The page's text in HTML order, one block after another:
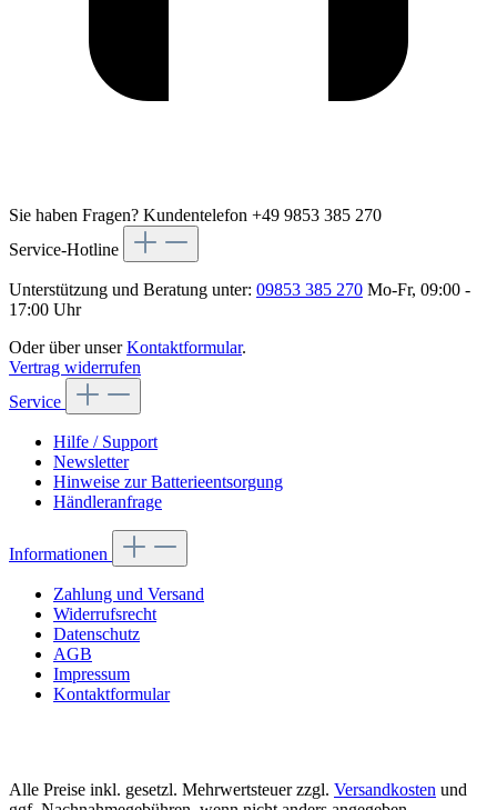
Sie haben Fragen? Kundentelefon +49 9853 385 270
Service-Hotline
Unterstützung und Beratung unter: 09853 385 270 Mo-Fr, 09:00 -
17:00 Uhr
Oder über unserKontaktformular.
Vertrag widerrufen
Service
Hilfe / Support
Newsletter
Hinweise zur Batterieentsorgung
Händleranfrage
Informationen
Zahlung und Versand
Widerrufsrecht
Datenschutz
AGB
Impressum
Kontaktformular
Alle Preise inkl. gesetzl. Mehrwertsteuer zzgl. Versandkosten und